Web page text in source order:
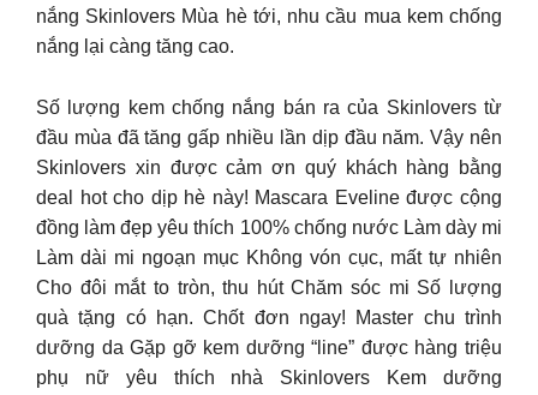
nắng Skinlovers Mùa hè tới, nhu cầu mua kem chống
nắng lại càng tăng cao.
Số lượng kem chống nắng bán ra của Skinlovers từ
đầu mùa đã tăng gấp nhiều lần dịp đầu năm. Vậy nên
Skinlovers xin được cảm ơn quý khách hàng bằng
deal hot cho dịp hè này! Mascara Eveline được cộng
đồng làm đẹp yêu thích 100% chống nước Làm dày mi
Làm dài mi ngoạn mục Không vón cục, mất tự nhiên
Cho đôi mắt to tròn, thu hút Chăm sóc mi Số lượng
quà tặng có hạn. Chốt đơn ngay! Master chu trình
dưỡng da Gặp gỡ kem dưỡng “line” được hàng triệu
phụ nữ yêu thích nhà Skinlovers Kem dưỡng